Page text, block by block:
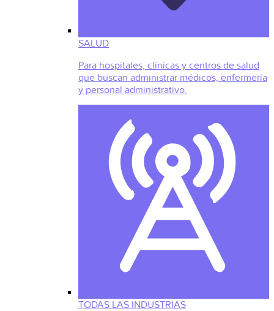
SALUD
Para hospitales, clínicas y centros de salud
que buscan administrar médicos, enfermería
y personal administrativo.
TODAS LAS INDUSTRIAS